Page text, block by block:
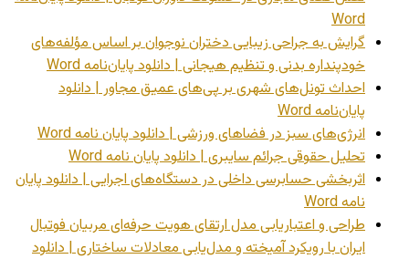
Word
گرایش به جراحی زیبایی دختران نوجوان بر اساس مؤلفه‌های
خودپنداره بدنی و تنظیم هیجانی | دانلود پایان‌نامه Word
احداث تونل‌های شهری بر پی‌های عمیق مجاور | دانلود
پایان‌نامه Word
انرژی‌های سبز در فضاهای ورزشی | دانلود پایان نامه Word
تحلیل حقوقی جرائم سایبری | دانلود پایان نامه Word
اثربخشی حسابرسی داخلی در دستگاه‌های اجرایی | دانلود پایان
نامه Word
طراحی و اعتباریابی مدل ارتقای هویت حرفه‌ای مربیان فوتبال
ایران با رویکرد آمیخته و مدل‌یابی معادلات ساختاری | دانلود